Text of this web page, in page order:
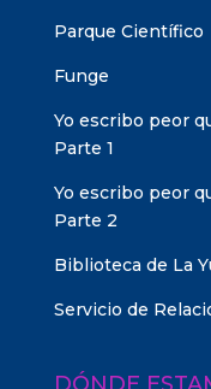
Parque Científico
Funge
Yo escribo peor
Parte 1
Yo escribo peor
Parte 2
Biblioteca de La
Servicio de